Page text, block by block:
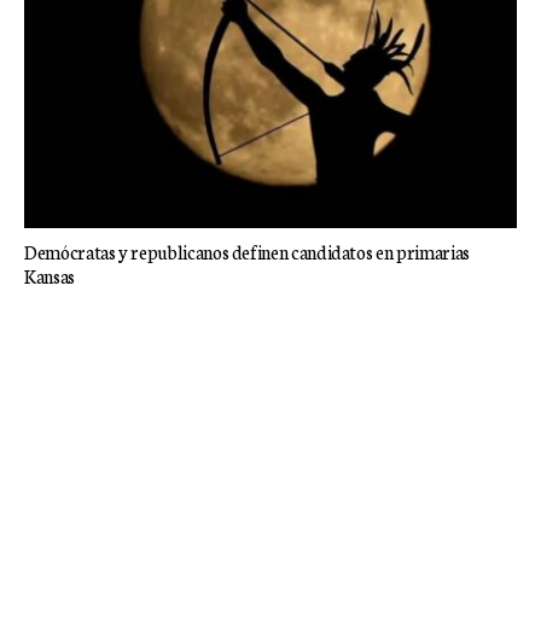
Demócratas y republicanos definen candidatos en primarias
Kansas